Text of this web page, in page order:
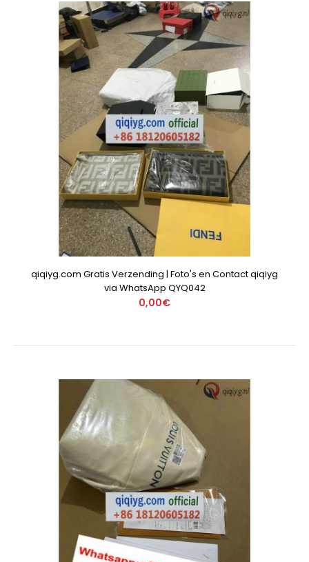
qiqiyg.com Gratis Verzending | Foto's en Contact qiqiyg
via WhatsApp QYQ042
0,00€